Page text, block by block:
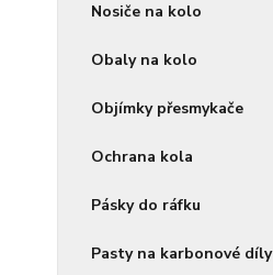
Nosiče na kolo
Obaly na kolo
Objímky přesmykače
Ochrana kola
Pásky do ráfku
Pasty na karbonové díly